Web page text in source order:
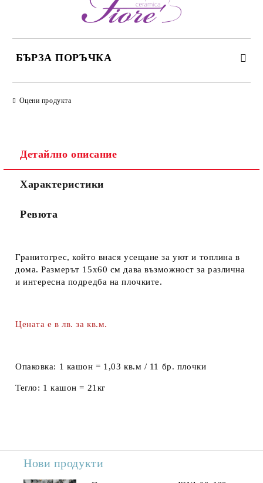
БЪРЗА ПОРЪЧКА
Ние ще се свържем с вас в рамките на работния ден.
Оцени продукта
Детайлно описание
Характеристики
Ревюта
Гранитогрес, който внася усещане за уют и топлина в
дома. Размерът 15х60 см дава възможност за различна
и интересна подредба на плочките.
Цената е в лв. за кв.м.
Опаковка: 1 кашон = 1,03 кв.м / 11 бр. плочки
Тегло: 1 кашон = 21кг
Нови продукти